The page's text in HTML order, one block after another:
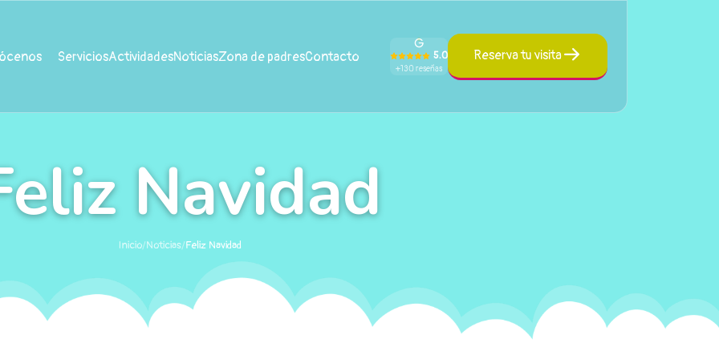
ServiciosActividadesNoticiasZona de padresContacto 5.0
+130 reseñas
Reserva tu visita
Navidad
Inicio/Noticias/Feliz Navidad